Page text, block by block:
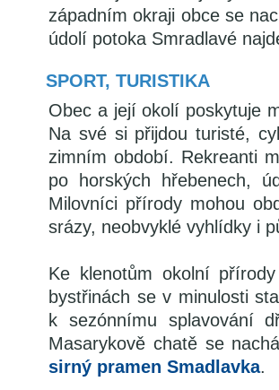
západním okraji obce se
údolí potoka Smradlavé
SPORT, TURISTIKA
Obec a její okolí poskytuje
Na své si přijdou turisté,
zimním období. Rekreanti
po horských hřebenech,
Milovníci přírody mohou
srázy, neobvyklé vyhlídky i
Ke klenotům okolní
bystřinách se v minulosti
k sezónnímu splavování
Masarykově chatě se
sirný pramen Smadlavka.